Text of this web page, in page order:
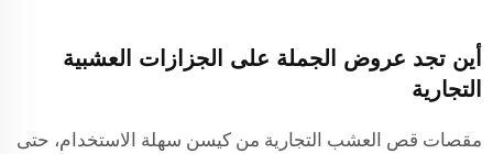
أين تجد عروض الجملة على الجزازات العشبية
التجارية
مقصات قص العشب التجارية من كيسن سهلة الاستخدام، حتى